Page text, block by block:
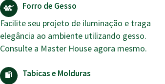
Forro de Gesso
Facilite seu projeto de iluminação e traga
elegância ao ambiente utilizando gesso.
Consulte a Master House agora mesmo.
Tabicas e Molduras